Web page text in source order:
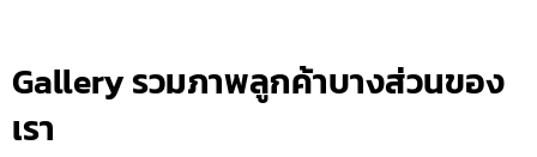
Gallery รวมภาพลูกค้าบางส่วนของ
เรา